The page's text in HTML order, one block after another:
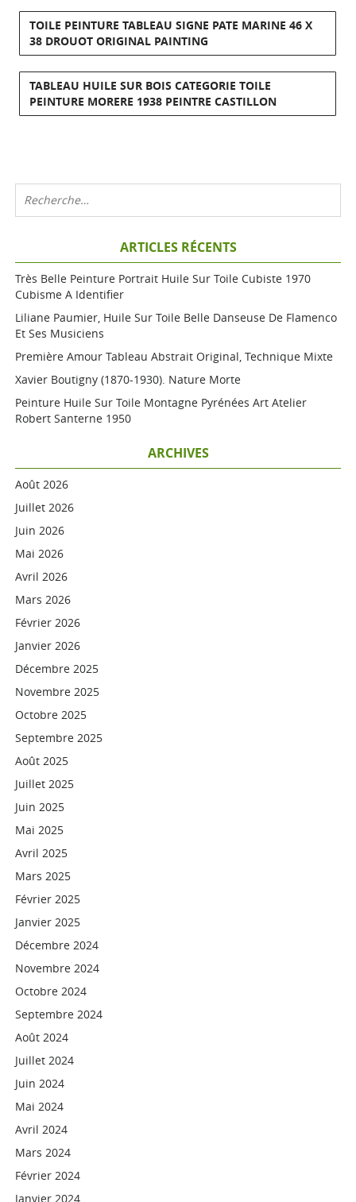
TOILE PEINTURE TABLEAU SIGNE PATE MARINE 46 X
38 DROUOT ORIGINAL PAINTING
TABLEAU HUILE SUR BOIS CATEGORIE TOILE
PEINTURE MORERE 1938 PEINTRE CASTILLON
ARTICLES RÉCENTS
Très Belle Peinture Portrait Huile Sur Toile Cubiste 1970
Cubisme A Identifier
Liliane Paumier, Huile Sur Toile Belle Danseuse De Flamenco
Et Ses Musiciens
Première Amour Tableau Abstrait Original, Technique Mixte
Xavier Boutigny (1870-1930). Nature Morte
Peinture Huile Sur Toile Montagne Pyrénées Art Atelier
Robert Santerne 1950
ARCHIVES
Août 2026
Juillet 2026
Juin 2026
Mai 2026
Avril 2026
Mars 2026
Février 2026
Janvier 2026
Décembre 2025
Novembre 2025
Octobre 2025
Septembre 2025
Août 2025
Juillet 2025
Juin 2025
Mai 2025
Avril 2025
Mars 2025
Février 2025
Janvier 2025
Décembre 2024
Novembre 2024
Octobre 2024
Septembre 2024
Août 2024
Juillet 2024
Juin 2024
Mai 2024
Avril 2024
Mars 2024
Février 2024
Janvier 2024